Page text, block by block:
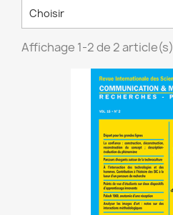
Choisir
Affichage 1-2 de 2 article(s)